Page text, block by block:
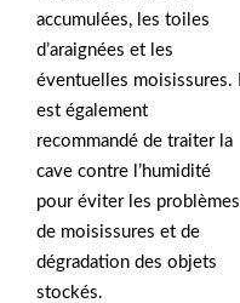
accumulées, les toiles
d’araignées et les
éventuelles moisissures. Il
est également
recommandé de traiter la
cave contre l’humidité
pour éviter les problèmes
de moisissures et de
dégradation des objets
stockés.